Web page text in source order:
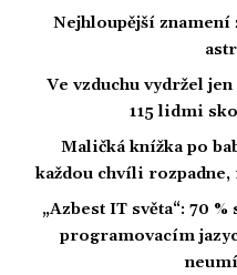
Nejhloupější
Ve vzduchu vydržel
115 lidmi
Maličká knížka po
každou chvíli
„Azbest IT světa“: 70
programovacím